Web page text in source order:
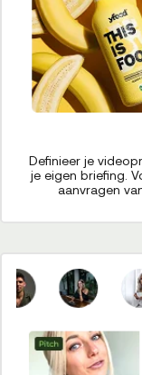
Definieer je
je eigen briefing.
aanvragen